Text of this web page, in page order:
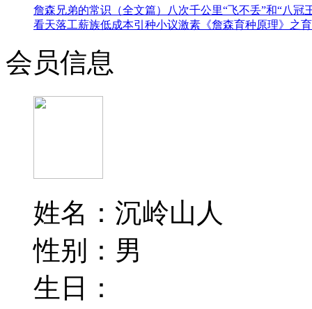
詹森兄弟的常识（全文篇）
八次千公里“飞不丢”和“八冠
看天落工薪族低成本引种小议激素 《詹森育种原理》之
会员信息
姓名：沉岭山人
性别：男
生日：